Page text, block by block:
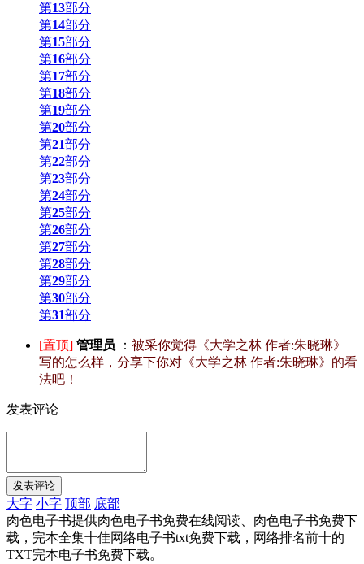
第13部分
第14部分
第15部分
第16部分
第17部分
第18部分
第19部分
第20部分
第21部分
第22部分
第23部分
第24部分
第25部分
第26部分
第27部分
第28部分
第29部分
第30部分
第31部分
[置顶] 管理员 ： 被采你觉得《大学之林 作者:朱晓琳》
写的怎么样，分享下你对《大学之林 作者:朱晓琳》的看
法吧！
发表评论
大字 小字 顶部 底部
肉色电子书提供肉色电子书免费在线阅读、肉色电子书免费下
载，完本全集十佳网络电子书txt免费下载，网络排名前十的
TXT完本电子书免费下载。